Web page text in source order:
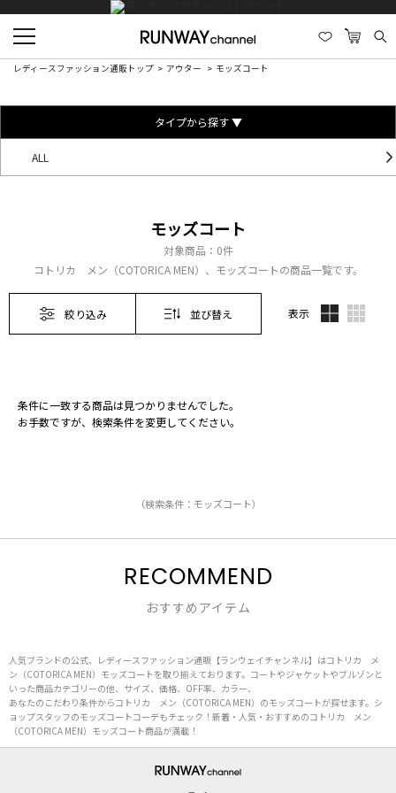
レディースファッション通販トップ アウター モッズコート
タイプから探す ▼
ALL
モッズコート
対象商品： 0件
コトリカ メン（COTORICA MEN）、モッズコートの商品一覧です。
絞り込み 並び替え 表示
条件に一致する商品は見つかりませんでした。
お手数ですが、検索条件を変更してください。
（検索条件：モッズコート）
RECOMMEND
おすすめアイテム
人気ブランドの公式、レディースファッション通販【ランウェイチャンネル】はコトリカ メ
ン（COTORICA MEN）モッズコートを取り揃えております。コートやジャケットやブルゾンと
いった商品カテゴリーの他、サイズ、価格、OFF率、カラー、
あなたのこだわり条件からコトリカ メン（COTORICA MEN）のモッズコートが探せます。シ
ョップスタッフのモッズコートコーデもチェック！新着・人気・おすすめのコトリカ メン
（COTORICA MEN）モッズコート商品が満載！